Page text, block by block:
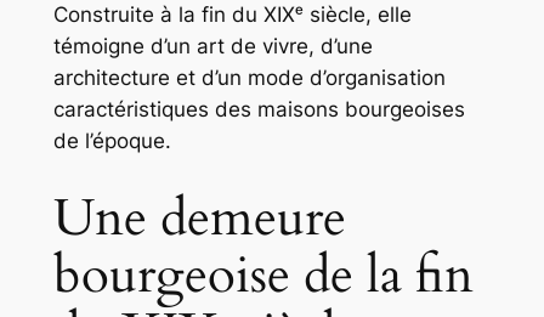
Construite à la fin du XIXᵉ siècle, elle
témoigne d’un art de vivre, d’une
architecture et d’un mode d’organisation
caractéristiques des maisons bourgeoises
de l’époque.
Une demeure
bourgeoise de la fin